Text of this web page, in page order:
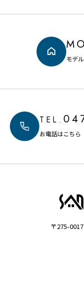
モデ
TEL.
お電話はこちら
〒275-